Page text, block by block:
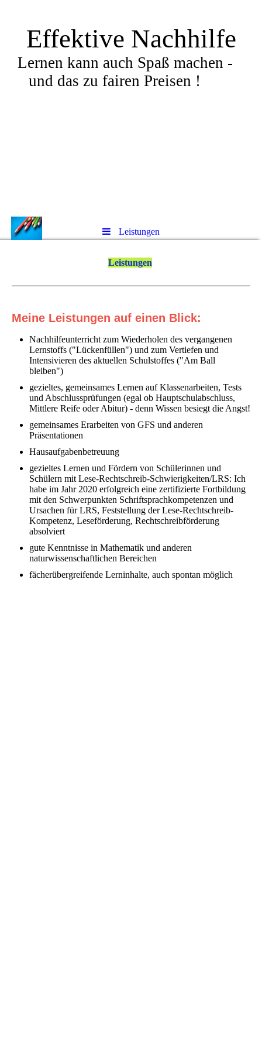
Effektive Nachhilfe
Lernen kann auch Spaß machen -
und das zu fairen Preisen !
Leistungen
Leistungen
Meine Leistungen auf einen Blick:
Nachhilfeunterricht zum Wiederholen des vergangenen
Lernstoffs ("Lückenfüllen") und zum Vertiefen und
Intensivieren des aktuellen Schulstoffes ("Am Ball
bleiben")
gezieltes, gemeinsames Lernen auf Klassenarbeiten, Tests
und Abschlussprüfungen (egal ob Hauptschulabschluss,
Mittlere Reife oder Abitur) - denn Wissen besiegt die Angst!
gemeinsames Erarbeiten von GFS und anderen
Präsentationen
Hausaufgabenbetreuung
gezieltes Lernen und Fördern von Schülerinnen und
Schülern mit Lese-Rechtschreib-Schwierigkeiten/LRS: Ich
habe im Jahr 2020 erfolgreich eine zertifizierte Fortbildung
mit den Schwerpunkten Schriftsprachkompetenzen und
Ursachen für LRS, Feststellung der Lese-Rechtschreib-
Kompetenz, Leseförderung, Rechtschreibförderung
absolviert
gute Kenntnisse in Mathematik und anderen
naturwissenschaftlichen Bereichen
fächerübergreifende Lerninhalte, auch spontan möglich